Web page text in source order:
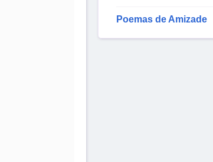
Poemas de Amizade